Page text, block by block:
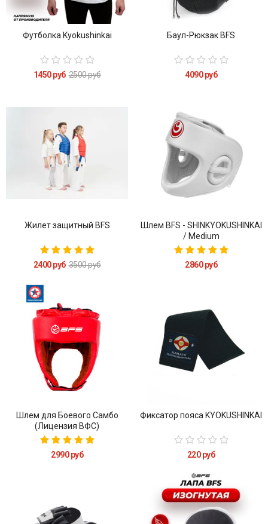
Футболка Kyokushinkai
1450 руб 2500 руб
Баул-Рюкзак BFS
4090 руб
Жилет защитный BFS
2400 руб 3500 руб
Шлем BFS - SHINKYOKUSHINKAI
/ Medium
2860 руб
Шлем для Боевого Самбо
(Лицензия ВФС)
2990 руб
Фиксатор пояса KYOKUSHINKAI
220 руб